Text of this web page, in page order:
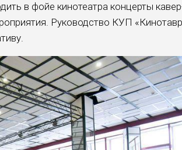
в фойе кинотеатра концерты
Руководство КУП